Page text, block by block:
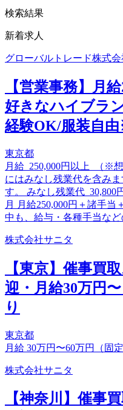
検索結果
新着求人
グローバルトレード株式会
【営業事務】月
好きなハイブラ
経験OK/服装自
東京都
月給 250,000円以上 （※
にはみなし残業代を含み
す。 みなし残業代 30,800
月 月給250,000円＋諸手当
中も、給与・各種手当な
株式会社サニタ
【東京】催事買
迎・月給30万円
り
東京都
月給 30万円〜60万円（固
株式会社サニタ
【神奈川】催事